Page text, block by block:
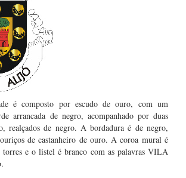
é composto por escudo de ouro, com um
arrancada de negro, acompanhado por duas
realçados de negro. A bordadura é de negro,
de castanheiro de ouro. A coroa mural é
torres e o listel é branco com as palavras VILA